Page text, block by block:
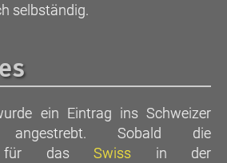
selbständig.
ein Eintrag ins Schweizer
angestrebt. Sobald die
für dasSwiss in der